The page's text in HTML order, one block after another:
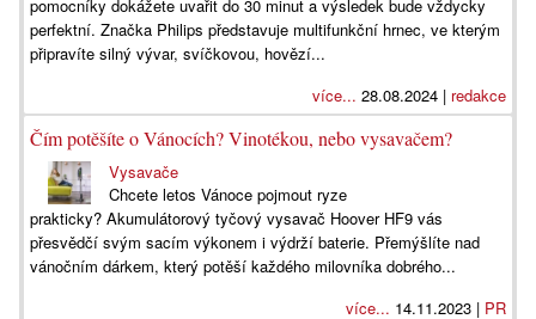
pomocníky dokážete uvařit do 30 minut a výsledek bude vždycky
perfektní. Značka Philips představuje multifunkční hrnec, ve kterým
připravíte silný vývar, svíčkovou, hovězí...
více... 28.08.2024 | redakce
Čím potěšíte o Vánocích? Vinotékou, nebo vysavačem?
Vysavače
Chcete letos Vánoce pojmout ryze
prakticky? Akumulátorový tyčový vysavač Hoover HF9 vás
přesvědčí svým sacím výkonem i výdrží baterie. Přemýšlíte nad
vánočním dárkem, který potěší každého milovníka dobrého...
více... 14.11.2023 | PR